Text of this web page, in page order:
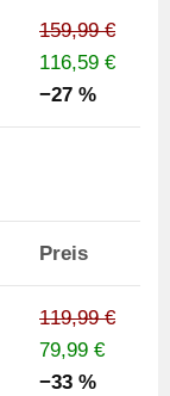
159,99 €
116,59 €
−27 %
Preis
119,99 €
79,99 €
−33 %